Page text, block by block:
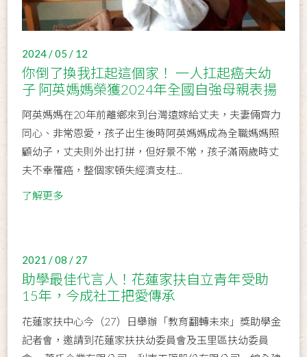
2024 / 05 / 12
你倒了換我扛起這個家！ 一人扛起癌夫幼
子 阿英媽媽榮獲2024年全國自強母親表揚
阿英媽媽在20年前離鄉來到台灣遠嫁給丈夫，夫妻倆齊力
同心、非常恩愛，孩子出生後時阿英媽媽成為全職媽媽照
顧幼子，丈夫則外出打拼，但好景不常，孩子滿兩歲時丈
夫不幸罹癌，整個家頓失經濟支柱...
了解更多